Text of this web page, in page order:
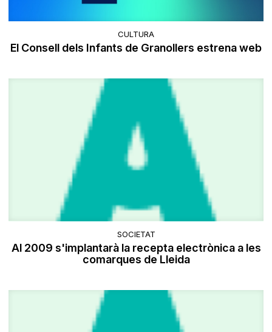
CULTURA
El Consell dels Infants de Granollers estrena web
SOCIETAT
Al 2009 s'implantarà la recepta electrònica a les
comarques de Lleida